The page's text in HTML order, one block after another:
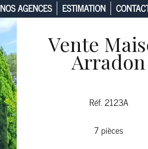
NOS AGENCES ESTIMATION
Vente
Arradon
Réf. 2123A
7 pièces